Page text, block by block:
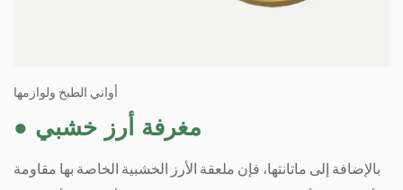
أواني الطبخ ولوازمها
● مغرفة أرز خشبي
بالإضافة إلى ماتانتها، فإن ملعقة الأرز الخشبية الخاصة بها مقاومة